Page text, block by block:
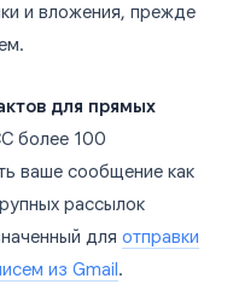
и вложения, прежде
для прямых
более 100
ваше сообщение как
рассылок
для отправки
из Gmail .